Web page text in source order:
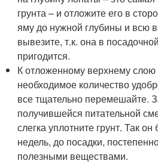
грунта – и отложите его в
яму до нужной глубины и всю
вывезите, т.к. она в
пригодится.
К отложенному верхнему
необходимое количество
все тщательно перемешайте.
получившейся питательной
слегка уплотните грунт. Так
недель, до посадки,
полезными веществами.